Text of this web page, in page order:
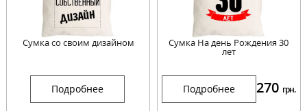
Сумка со своим дизайном
Подробнее
Сумка На день Рождения 30
лет
Подробнее 270 грн.